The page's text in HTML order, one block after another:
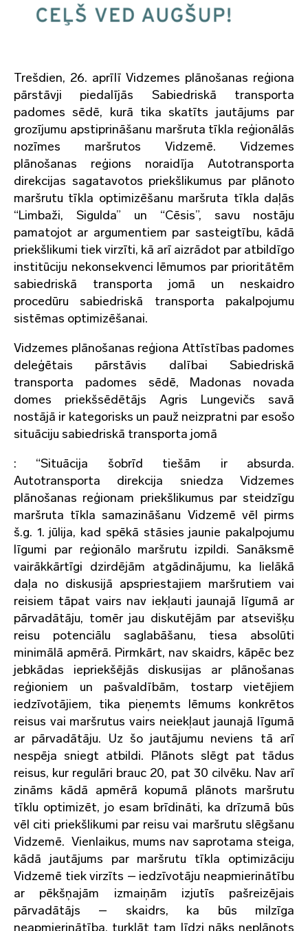
Trešdien, 26. aprīlī Vidzemes plānošanas reģiona
pārstāvji piedalījās Sabiedriskā transporta
padomes sēdē, kurā tika skatīts jautājums par
grozījumu apstiprināšanu maršruta tīkla reģionālās
nozīmes maršrutos Vidzemē. Vidzemes
plānošanas reģions noraidīja Autotransporta
direkcijas sagatavotos priekšlikumus par plānoto
maršrutu tīkla optimizēšanu maršruta tīkla daļās
“Limbaži, Sigulda” un “Cēsis”, savu nostāju
pamatojot ar argumentiem par sasteigtību, kādā
priekšlikumi tiek virzīti, kā arī aizrādot par atbildīgo
institūciju nekonsekvenci lēmumos par prioritātēm
sabiedriskā transporta jomā un neskaidro
procedūru sabiedriskā transporta pakalpojumu
sistēmas optimizēšanai.
Vidzemes plānošanas reģiona Attīstības padomes
deleģētais pārstāvis dalībai Sabiedriskā
transporta padomes sēdē, Madonas novada
domes priekšsēdētājs Agris Lungevičs savā
nostājā ir kategorisks un pauž neizpratni par esošo
situāciju sabiedriskā transporta jomā
: “Situācija šobrīd tiešām ir absurda.
Autotransporta direkcija sniedza Vidzemes
plānošanas reģionam priekšlikumus par steidzīgu
maršruta tīkla samazināšanu Vidzemē vēl pirms
š.g. 1. jūlija, kad spēkā stāsies jaunie pakalpojumu
līgumi par reģionālo maršrutu izpildi. Sanāksmē
vairākkārtīgi dzirdējām atgādinājumu, ka lielākā
daļa no diskusijā apspriestajiem maršrutiem vai
reisiem tāpat vairs nav iekļauti jaunajā līgumā ar
pārvadātāju, tomēr jau diskutējām par atsevišķu
reisu potenciālu saglabāšanu, tiesa absolūti
minimālā apmērā. Pirmkārt, nav skaidrs, kāpēc bez
jebkādas iepriekšējās diskusijas ar plānošanas
reģioniem un pašvaldībām, tostarp vietējiem
iedzīvotājiem, tika pieņemts lēmums konkrētos
reisus vai maršrutus vairs neiekļaut jaunajā līgumā
ar pārvadātāju. Uz šo jautājumu neviens tā arī
nespēja sniegt atbildi. Plānots slēgt pat tādus
reisus, kur regulāri brauc 20, pat 30 cilvēku. Nav arī
zināms kādā apmērā kopumā plānots maršrutu
tīklu optimizēt, jo esam brīdināti, ka drīzumā būs
vēl citi priekšlikumi par reisu vai maršrutu slēgšanu
Vidzemē. Vienlaikus, mums nav saprotama steiga,
kādā jautājums par maršrutu tīkla optimizāciju
Vidzemē tiek virzīts – iedzīvotāju neapmierinātību
ar pēkšņajām izmaiņām izjutīs pašreizējais
pārvadātājs – skaidrs, ka būs milzīga
neapmierinātība, turklāt tam līdzi nāks neplānots